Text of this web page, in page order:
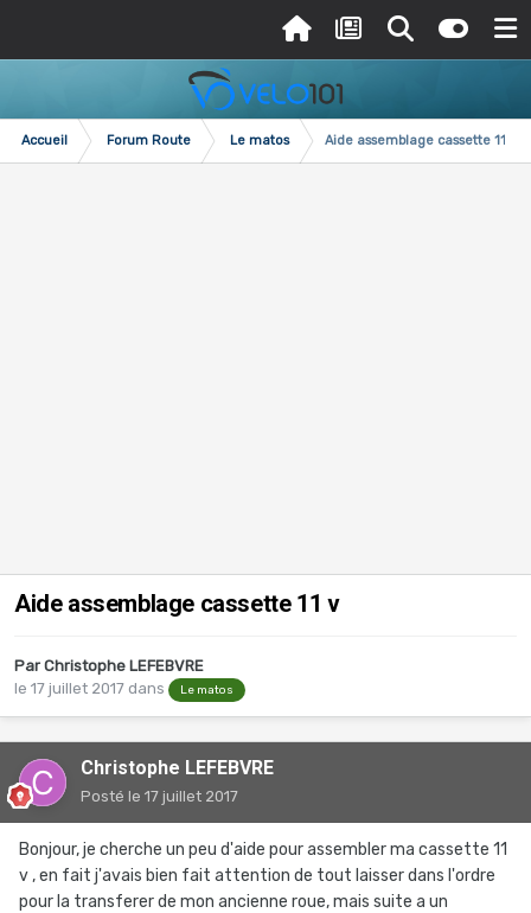
Accueil Forum Route Le matos Aide assemblage cassette 11 v
Aide assemblage cassette 11 v
Par Christophe LEFEBVRE
le 17 juillet 2017 dans Le matos
Christophe LEFEBVRE
Posté le 17 juillet 2017
Bonjour, je cherche un peu d'aide pour assembler ma cassette 11
v , en fait j'avais bien fait attention de tout laisser dans l'ordre
pour la transferer de mon ancienne roue, mais suite a un